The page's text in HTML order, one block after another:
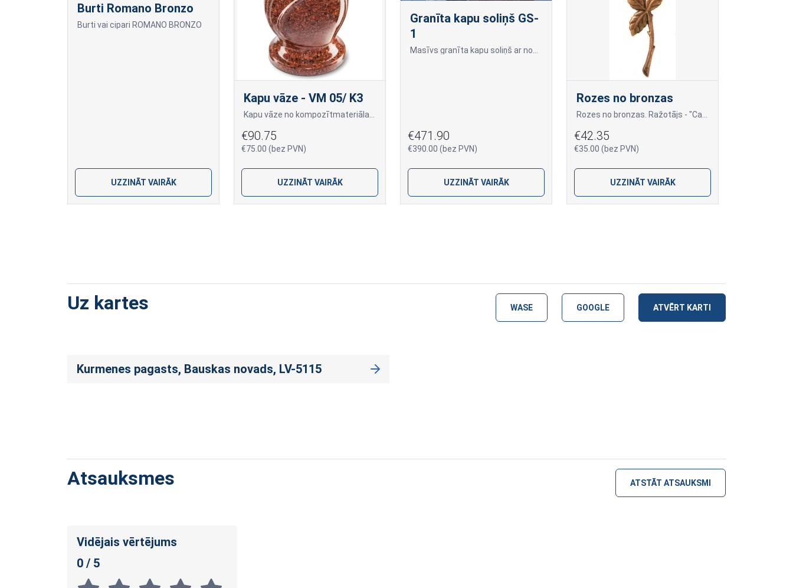
Burti Romano Bronzo
Burti vai cipari ROMANO BRONZO
UZZINĀT VAIRĀK
Kapu vāze - VM 05/ K3
€90.75
€75.00 (bez PVN)
UZZINĀT VAIRĀK
Granīta kapu soliņš GS-
1
€471.90
€390.00 (bez PVN)
UZZINĀT VAIRĀK
Rozes no bronzas
€42.35
€35.00 (bez PVN)
UZZINĀT VAIRĀK
Uz kartes WASE GOOGLE ATVĒRT KARTI
Kurmenes pagasts, Bauskas novads, LV-5115
Atsauksmes ATSTĀT ATSAUKSMI
Vidējais vērtējums
0 / 5